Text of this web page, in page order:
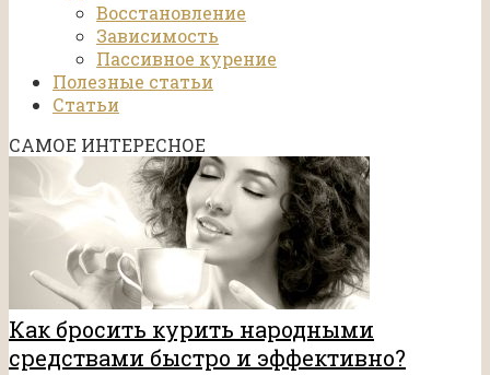
Восстановление
Зависимость
Пассивное курение
Полезные статьи
Статьи
САМОЕ ИНТЕРЕСНОЕ
Как бросить курить народными
средствами быстро и эффективно?